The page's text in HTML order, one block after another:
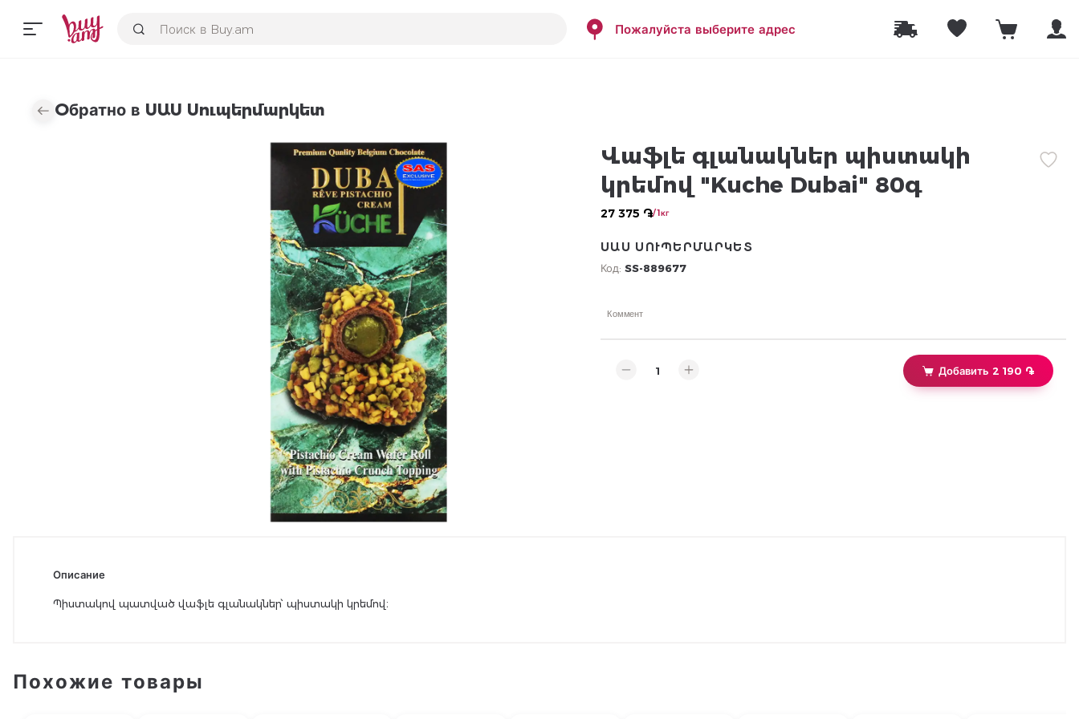
Пожалуйста выберите адрес
Օбратно в ՍԱՍ Սուպերմարկետ
Վաֆլե գլանակներ պիստակի
կրեմով "Kuche Dubai" 80գ
27 375 ֏/ 1кг
ՍԱՍ ՍՈՒՊԵՐՄԱՐԿԵՏ
Код: SS-889677
Коммент
Добавить 2 190 ֏
Описание
Պիստակով պատված վաֆլե գլանակներ՝ պիստակի կրեմով։
Похожие товары